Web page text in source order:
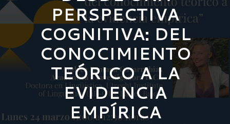
PERSPECTIVA
COGNITIVA: DEL
CONOCIMIENTO
TEÓRICO A LA
EVIDENCIA
EMPÍRICA